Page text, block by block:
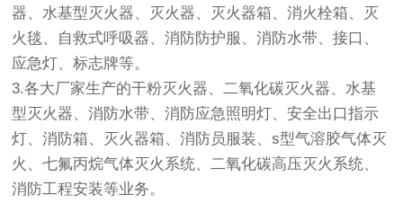
器、水基型灭火器、灭火器、灭火器箱、消火栓箱、灭
火毯、自救式呼吸器、消防防护服、消防水带、接口、
应急灯、标志牌等。
3.各大厂家生产的干粉灭火器、二氧化碳灭火器、水基
型灭火器、消防水带、消防应急照明灯、安全出口指示
灯、消防箱、灭火器箱、消防员服装、s型气溶胶气体灭
火、七氟丙烷气体灭火系统、二氧化碳高压灭火系统、
消防工程安装等业务。